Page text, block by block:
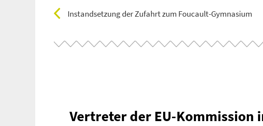
Instandsetzung der Zufahrt zum Foucault-Gymnasium
Vertreter der EU-